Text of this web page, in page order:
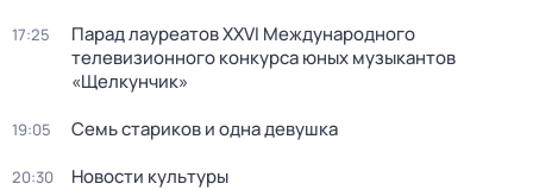
17:25
Парад лауреатов XXVI Международного
телевизионного конкурса юных музыкантов
«Щелкунчик»
19:05 Семь стариков и одна девушка
20:30 Новости культуры